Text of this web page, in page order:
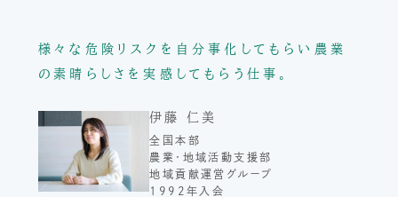
様々な危険リスクを自分事化してもらい 農業
の素晴らしさを実感してもらう仕事。
伊藤 仁美
全国本部
農業・地域活動支援部
地域貢献運営グループ
1992年入会